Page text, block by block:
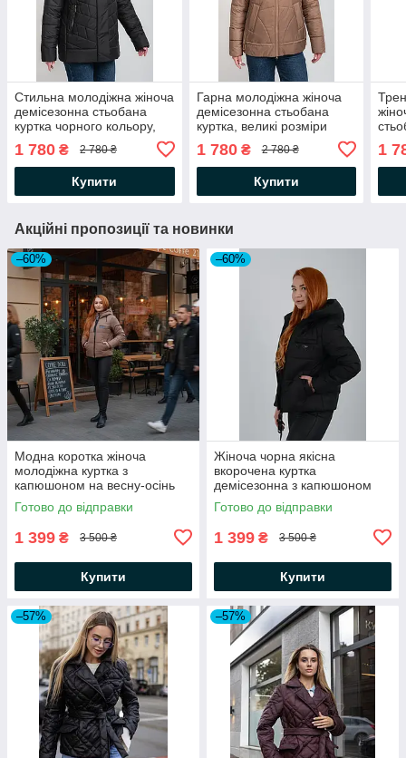
Стильна молодіжна жіноча
демісезонна стьобана
куртка чорного кольору,
1 780 ₴ 2 780 ₴
Купити
Гарна молодіжна жіноча
демісезонна стьобана
куртка, великі розміри
1 780₴ 2 780 ₴
Купити
1
Акційні пропозиції та новинки
–60%
Модна коротка жіноча
молодіжна куртка з
капюшоном на весну-осінь
Готово до відправки
1 399 ₴ 3 500 ₴
Купити
–60%
Жіноча чорна якісна
вкорочена куртка
демісезонна з капюшоном
Готово до відправки
1 399 ₴ 3 500 ₴
Купити
–57% –57%